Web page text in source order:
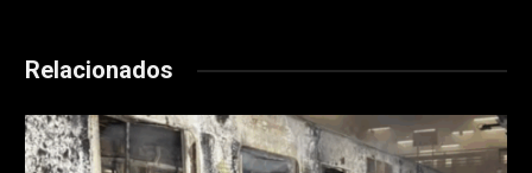
Relacionados